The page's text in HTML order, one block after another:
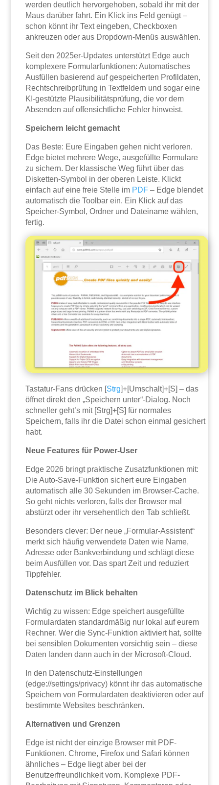
werden deutlich hervorgehoben, sobald ihr mit der
Maus darüber fahrt. Ein Klick ins Feld genügt –
schon könnt ihr Text eingeben, Checkboxen
ankreuzen oder aus Dropdown-Menüs auswählen.
Seit den 2025er-Updates unterstützt Edge auch
komplexere Formularfunktionen: Automatisches
Ausfüllen basierend auf gespeicherten Profildaten,
Rechtschreibprüfung in Textfeldern und sogar eine
KI-gestützte Plausibilitätsprüfung, die vor dem
Absenden auf offensichtliche Fehler hinweist.
Speichern leicht gemacht
Das Beste: Eure Eingaben gehen nicht verloren.
Edge bietet mehrere Wege, ausgefüllte Formulare
zu sichern. Der klassische Weg führt über das
Disketten-Symbol in der oberen Leiste. Klickt
einfach auf eine freie Stelle im PDF – Edge blendet
automatisch die Toolbar ein. Ein Klick auf das
Speicher-Symbol, Ordner und Dateiname wählen,
fertig.
Tastatur-Fans drücken [Strg]+[Umschalt]+[S] – das
öffnet direkt den „Speichern unter“-Dialog. Noch
schneller geht’s mit [Strg]+[S] für normales
Speichern, falls ihr die Datei schon einmal gesichert
habt.
Neue Features für Power-User
Edge 2026 bringt praktische Zusatzfunktionen mit:
Die Auto-Save-Funktion sichert eure Eingaben
automatisch alle 30 Sekunden im Browser-Cache.
So geht nichts verloren, falls der Browser mal
abstürzt oder ihr versehentlich den Tab schließt.
Besonders clever: Der neue „Formular-Assistent“
merkt sich häufig verwendete Daten wie Name,
Adresse oder Bankverbindung und schlägt diese
beim Ausfüllen vor. Das spart Zeit und reduziert
Tippfehler.
Datenschutz im Blick behalten
Wichtig zu wissen: Edge speichert ausgefüllte
Formulardaten standardmäßig nur lokal auf eurem
Rechner. Wer die Sync-Funktion aktiviert hat, sollte
bei sensiblen Dokumenten vorsichtig sein – diese
Daten landen dann auch in der Microsoft-Cloud.
In den Datenschutz-Einstellungen
(edge://settings/privacy) könnt ihr das automatische
Speichern von Formulardaten deaktivieren oder auf
bestimmte Websites beschränken.
Alternativen und Grenzen
Edge ist nicht der einzige Browser mit PDF-
Funktionen. Chrome, Firefox und Safari können
ähnliches – Edge liegt aber bei der
Benutzerfreundlichkeit vorn. Komplexe PDF-